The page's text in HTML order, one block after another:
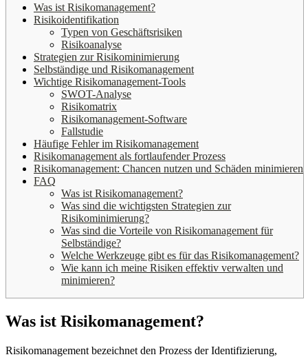
Was ist Risikomanagement?
Risikoidentifikation
Typen von Geschäftsrisiken
Risikoanalyse
Strategien zur Risikominimierung
Selbständige und Risikomanagement
Wichtige Risikomanagement-Tools
SWOT-Analyse
Risikomatrix
Risikomanagement-Software
Fallstudie
Häufige Fehler im Risikomanagement
Risikomanagement als fortlaufender Prozess
Risikomanagement: Chancen nutzen und Schäden minimieren
FAQ
Was ist Risikomanagement?
Was sind die wichtigsten Strategien zur
Risikominimierung?
Was sind die Vorteile von Risikomanagement für
Selbständige?
Welche Werkzeuge gibt es für das Risikomanagement?
Wie kann ich meine Risiken effektiv verwalten und
minimieren?
Was ist Risikomanagement?
Risikomanagement bezeichnet den Prozess der Identifizierung,